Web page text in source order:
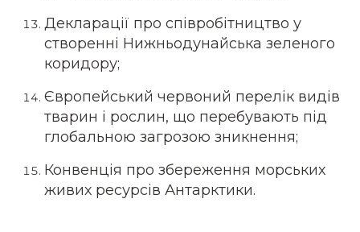
Декларації про співробітництво у
створенні Нижньодунайська зеленого
коридору;
Європейський червоний перелік видів
тварин і рослин, що перебувають під
глобальною загрозою зникнення;
Конвенція про збереження морських
живих ресурсів Антарктики.